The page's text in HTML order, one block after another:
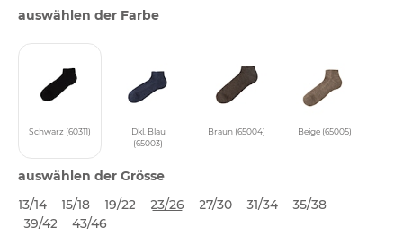
auswählen der Farbe
Schwarz (60311)
Dkl. Blau
(65003)
Braun (65004) Beige (65005)
auswählen der Grösse
13/14
15/18 19/22 23/26 27/30 31/34
35/38
39/42
43/46